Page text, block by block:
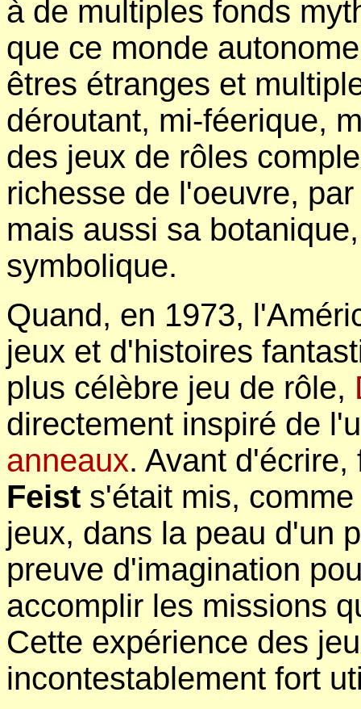
à de multiples fonds
que ce monde
êtres étranges et
déroutant, mi-féerique,
des jeux de rôles
richesse de l'oeuvre,
mais aussi sa
symbolique.
Quand, en 1973,
jeux et d'histoires
plus célèbre jeu de rôle,
directement inspiré de
anneaux. Avant
Feist s'était mis,
jeux, dans la peau d'un
preuve d'imagination
accomplir les missions
Cette expérience des
incontestablement fort